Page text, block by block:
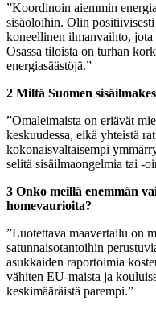
”Koordinoin aiemmin
sisäoloihin. Olin
koneellinen ilmanvaihto, jota
Osassa tiloista on turhan
energiasäästöjä.”
2 Miltä Suomen
”Omaleimaista on eriävät
keskuudessa, eikä yhteistä
kokonaisvaltaisempi
selitä sisäilmaongelmia tai -
3 Onko meillä enemmän
homevaurioita?
”Luotettava maavertailu on
satunnaisotantoihin
asukkaiden raportoimia
vähiten EU-maista ja
keskimääräistä parempi.”